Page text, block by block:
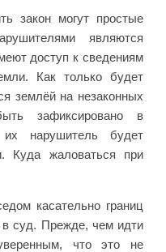
закон могут простые
являются
доступ к сведениям
Как только будет
землёй на незаконных
зафиксировано в
нарушитель будет
Куда жаловаться при
касательно границ
в суд. Прежде, чем идти
что это не